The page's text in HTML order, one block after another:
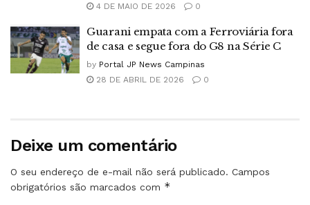
4 DE MAIO DE 2026
0
Guarani empata com a Ferroviária fora
de casa e segue fora do G8 na Série C
by Portal JP News Campinas
28 DE ABRIL DE 2026
0
Deixe um comentário
O seu endereço de e-mail não será publicado. Campos
obrigatórios são marcados com *